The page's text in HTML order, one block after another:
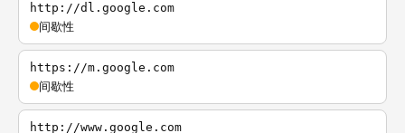
http://dl.google.com
间歇性
https://m.google.com
间歇性
http://www.google.com